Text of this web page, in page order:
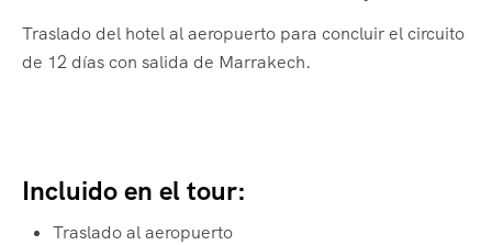
Traslado del hotel al aeropuerto para concluir el circuito
de 12 días con salida de Marrakech.
Incluido en el tour:
Traslado al aeropuerto